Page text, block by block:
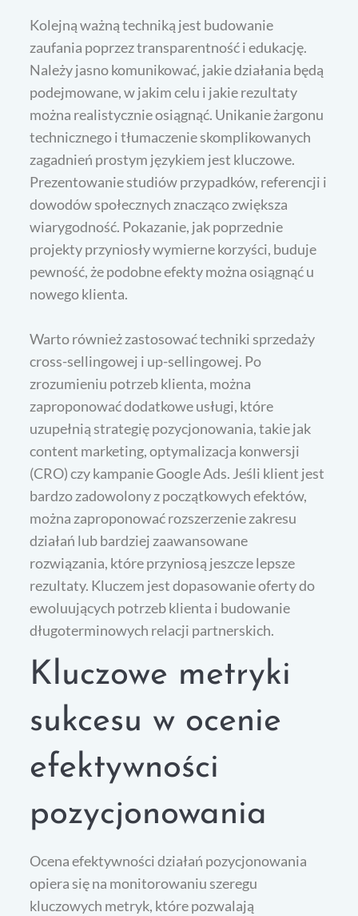
Kolejną ważną techniką jest budowanie
zaufania poprzez transparentność i edukację.
Należy jasno komunikować, jakie działania będą
podejmowane, w jakim celu i jakie rezultaty
można realistycznie osiągnąć. Unikanie żargonu
technicznego i tłumaczenie skomplikowanych
zagadnień prostym językiem jest kluczowe.
Prezentowanie studiów przypadków, referencji i
dowodów społecznych znacząco zwiększa
wiarygodność. Pokazanie, jak poprzednie
projekty przyniosły wymierne korzyści, buduje
pewność, że podobne efekty można osiągnąć u
nowego klienta.
Warto również zastosować techniki sprzedaży
cross-sellingowej i up-sellingowej. Po
zrozumieniu potrzeb klienta, można
zaproponować dodatkowe usługi, które
uzupełnią strategię pozycjonowania, takie jak
content marketing, optymalizacja konwersji
(CRO) czy kampanie Google Ads. Jeśli klient jest
bardzo zadowolony z początkowych efektów,
można zaproponować rozszerzenie zakresu
działań lub bardziej zaawansowane
rozwiązania, które przyniosą jeszcze lepsze
rezultaty. Kluczem jest dopasowanie oferty do
ewoluujących potrzeb klienta i budowanie
długoterminowych relacji partnerskich.
Kluczowe metryki
sukcesu w ocenie
efektywności
pozycjonowania
Ocena efektywności działań pozycjonowania
opiera się na monitorowaniu szeregu
kluczowych metryk, które pozwalają